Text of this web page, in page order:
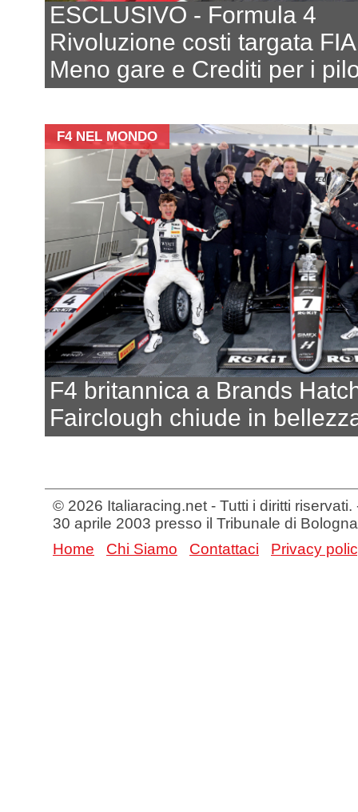
ESCLUSIVO - Formula 4
Rivoluzione costi targata FIA
Meno gare e Crediti per i
F4 NEL MONDO
F4 britannica a Brands
Fairclough chiude in
© 2026 Italiaracing.net - Tutti i diritti
30 aprile 2003 presso il Tribunale di Bologna
Home
Chi Siamo Contattaci Privacy